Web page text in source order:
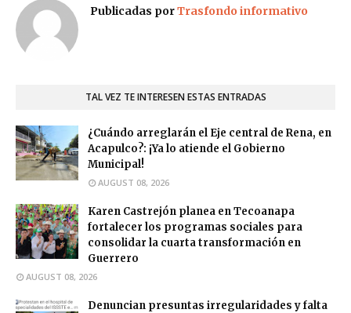
Publicadas porTrasfondo informativo
TAL VEZ TE INTERESEN ESTAS ENTRADAS
¿Cuándo arreglarán el Eje central de Rena, en
Acapulco?: ¡Ya lo atiende el Gobierno
Municipal!
AUGUST 08, 2026
Karen Castrejón planea en Tecoanapa
fortalecer los programas sociales para
consolidar la cuarta transformación en
Guerrero
AUGUST 08, 2026
Denuncian presuntas irregularidades y falta